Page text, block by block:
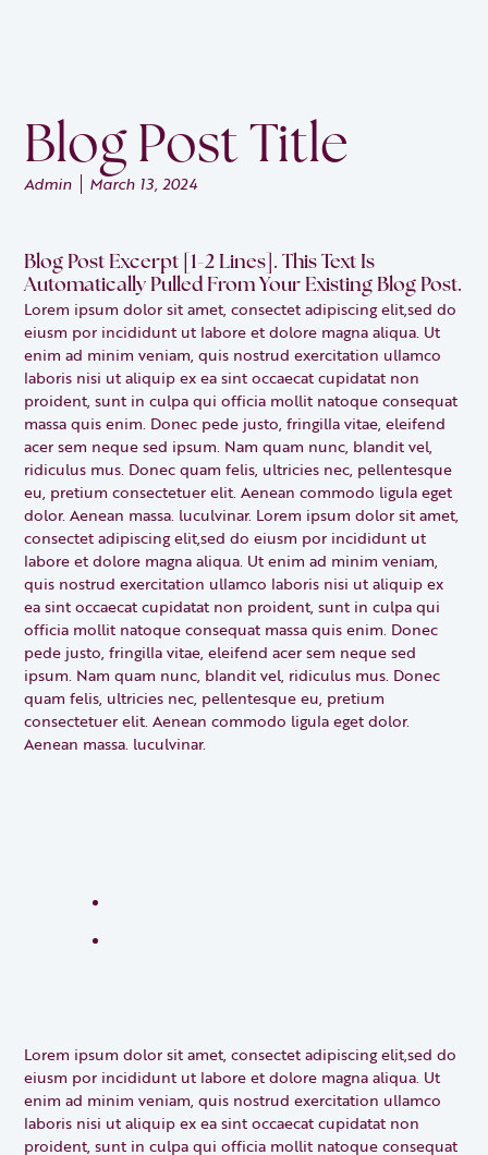
Blog Post Title
Admin March 13, 2024
Blog Post Excerpt [1-2 Lines]. This Text Is
Automatically Pulled From Your Existing Blog Post.
Lorem ipsum dolor sit amet, consectet adipiscing elit,sed do
eiusm por incididunt ut labore et dolore magna aliqua. Ut
enim ad minim veniam, quis nostrud exercitation ullamco
laboris nisi ut aliquip ex ea sint occaecat cupidatat non
proident, sunt in culpa qui officia mollit natoque consequat
massa quis enim. Donec pede justo, fringilla vitae, eleifend
acer sem neque sed ipsum. Nam quam nunc, blandit vel,
ridiculus mus. Donec quam felis, ultricies nec, pellentesque
eu, pretium consectetuer elit. Aenean commodo ligula eget
dolor. Aenean massa. luculvinar. Lorem ipsum dolor sit amet,
consectet adipiscing elit,sed do eiusm por incididunt ut
labore et dolore magna aliqua. Ut enim ad minim veniam,
quis nostrud exercitation ullamco laboris nisi ut aliquip ex
ea sint occaecat cupidatat non proident, sunt in culpa qui
officia mollit natoque consequat massa quis enim. Donec
pede justo, fringilla vitae, eleifend acer sem neque sed
ipsum. Nam quam nunc, blandit vel, ridiculus mus. Donec
quam felis, ultricies nec, pellentesque eu, pretium
consectetuer elit. Aenean commodo ligula eget dolor.
Aenean massa. luculvinar.
Lorem ipsum dolor sit amet, consectet adipiscing elit,sed do
eiusm por incididunt ut labore et dolore magna aliqua. Ut
enim ad minim veniam, quis nostrud exercitation ullamco
laboris nisi ut aliquip ex ea sint occaecat cupidatat non
proident, sunt in culpa qui officia mollit natoque consequat